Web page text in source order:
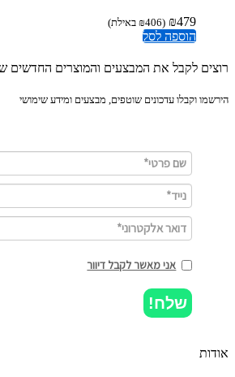
₪
(
₪ 406 באילת)
הוספה לסל
לקבל את המבצעים והמוצרים החדשים שלנו?
וקבלו עדכונים שוטפים, מבצעים ומידע שימושי
אני מאשר לקבל דיוור
שלח!